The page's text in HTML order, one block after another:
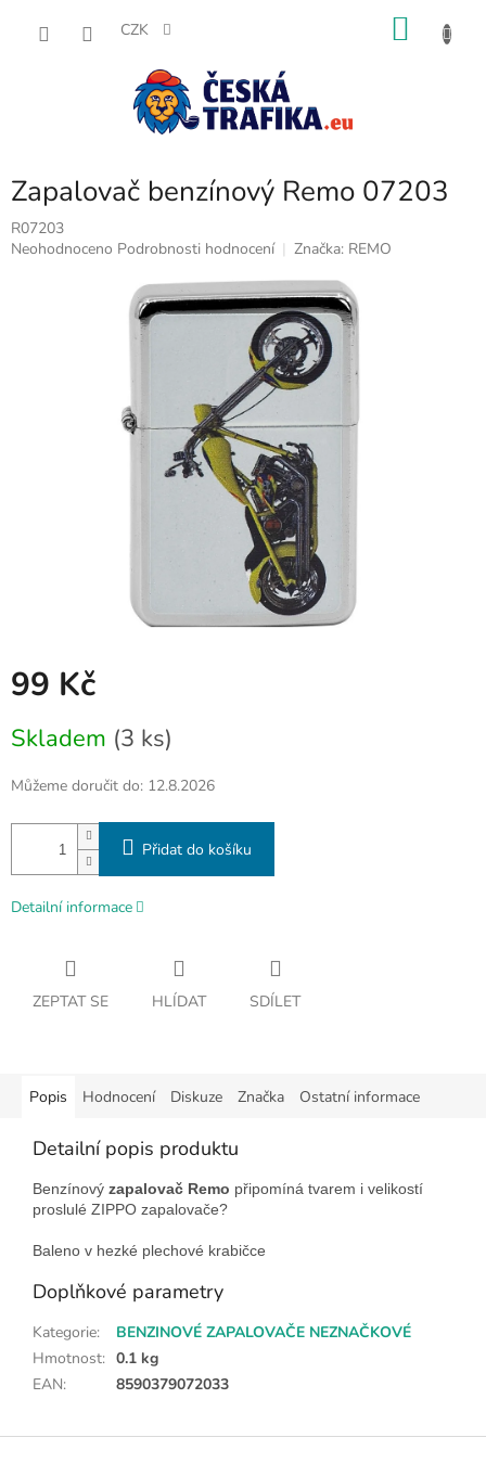
CZK
Zapalovač benzínový Remo 07203
R07203
Průměrné
Neohodnoceno Podrobnosti hodnocení Značka: REMO
99 Kč
cena:
Skladem (3 ks)
Můžeme doručit do: 12.8.2026
Přidat do košíku
Detailní informace
ZEPTAT SE HLÍDAT SDÍLET
Popis Hodnocení Diskuze Značka Ostatní informace
Detailní popis produktu
Benzínový zapalovač Remo připomíná tvarem i velikostí
proslulé ZIPPO zapalovače?
Baleno v hezké plechové krabičce
Doplňkové parametry
Kategorie:
BENZINOVÉ ZAPALOVAČE NEZNAČKOVÉ
Hmotnost: 0.1 kg
EAN: 8590379072033
Z